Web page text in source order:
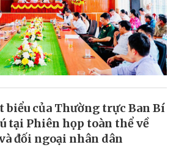
biểu của Thường trực Ban Bí
tại Phiên họp toàn thể về
đối ngoại nhân dân